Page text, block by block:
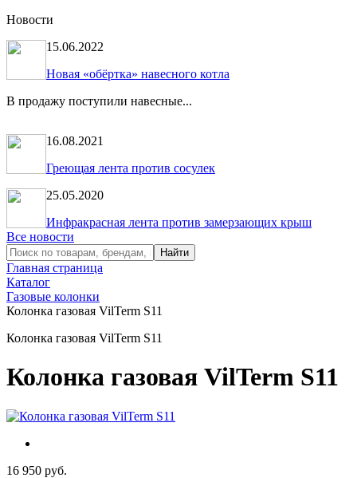
Новости
15.06.2022
Новая «обёртка» навесного котла
В продажу поступили навесные...
16.08.2021
Греющая лента против сосулек
25.05.2020
Инфракрасная лента против замерзающих крыш
Все новости
Главная страница
Каталог
Газовые колонки
Колонка газовая VilTerm S11
Колонка газовая VilTerm S11
Колонка газовая VilTerm S11
16 950 руб.